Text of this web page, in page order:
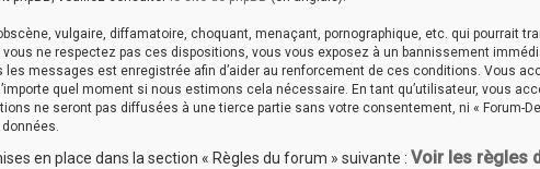
vulgaire, diffamatoire, choquant, menaçant, pornographique, etc. qui pourrait
ne respectez pas ces dispositions, vous vous exposez à un bannissement
messages est enregistrée afin d’aider au renforcement de ces conditions. Vous
quel moment si nous estimons cela nécessaire. En tant qu’utilisateur, vous
ne seront pas diffusées à une tierce partie sans votre consentement, ni « Forum-
en place dans la section « Règles du forum » suivante : Voir les règles